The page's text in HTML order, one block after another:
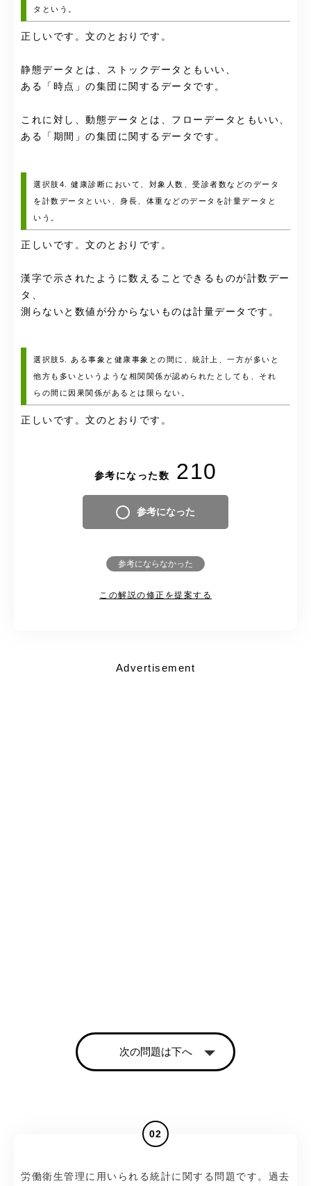
タという。
正しいです。文のとおりです。
静態データとは、ストックデータともいい、
ある「時点」の集団に関するデータです。
これに対し、動態データとは、フローデータともいい、
ある「期間」の集団に関するデータです。
選択肢4. 健康診断において、対象人数、受診者数などのデータ
を計数データといい、身長、体重などのデータを計量データと
いう。
正しいです。文のとおりです。
漢字で示されたように数えることできるものが計数デー
タ、
測らないと数値が分からないものは計量データです。
選択肢5. ある事象と健康事象との間に、統計上、一方が多いと
他方も多いというような相関関係が認められたとしても、それ
らの間に因果関係があるとは限らない。
正しいです。文のとおりです。
参考になった数 210
参考になった
参考にならなかった
この解説の修正を提案する
Advertisement
次の問題は下へ
02
労働衛生管理に用いられる統計に関する問題です。過去